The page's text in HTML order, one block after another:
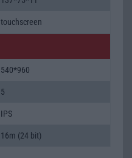
touchscreen
540*960
5
IPS
16m (24 bit)